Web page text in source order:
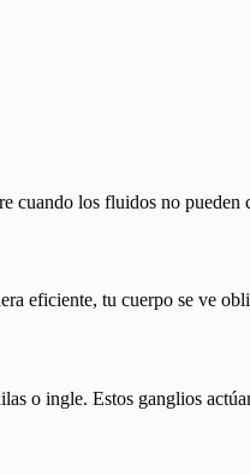
cuando los fluidos no pueden
eficiente, tu cuerpo se ve
o ingle. Estos ganglios